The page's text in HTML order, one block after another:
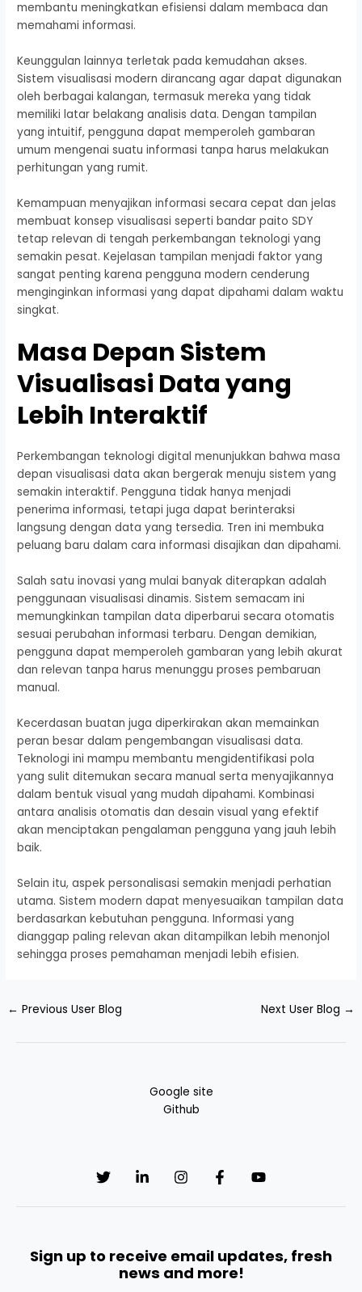
membantu meningkatkan efisiensi dalam membaca dan
memahami informasi.
Keunggulan lainnya terletak pada kemudahan akses.
Sistem visualisasi modern dirancang agar dapat digunakan
oleh berbagai kalangan, termasuk mereka yang tidak
memiliki latar belakang analisis data. Dengan tampilan
yang intuitif, pengguna dapat memperoleh gambaran
umum mengenai suatu informasi tanpa harus melakukan
perhitungan yang rumit.
Kemampuan menyajikan informasi secara cepat dan jelas
membuat konsep visualisasi seperti bandar paito SDY
tetap relevan di tengah perkembangan teknologi yang
semakin pesat. Kejelasan tampilan menjadi faktor yang
sangat penting karena pengguna modern cenderung
menginginkan informasi yang dapat dipahami dalam waktu
singkat.
Masa Depan Sistem
Visualisasi Data yang
Lebih Interaktif
Perkembangan teknologi digital menunjukkan bahwa masa
depan visualisasi data akan bergerak menuju sistem yang
semakin interaktif. Pengguna tidak hanya menjadi
penerima informasi, tetapi juga dapat berinteraksi
langsung dengan data yang tersedia. Tren ini membuka
peluang baru dalam cara informasi disajikan dan dipahami.
Salah satu inovasi yang mulai banyak diterapkan adalah
penggunaan visualisasi dinamis. Sistem semacam ini
memungkinkan tampilan data diperbarui secara otomatis
sesuai perubahan informasi terbaru. Dengan demikian,
pengguna dapat memperoleh gambaran yang lebih akurat
dan relevan tanpa harus menunggu proses pembaruan
manual.
Kecerdasan buatan juga diperkirakan akan memainkan
peran besar dalam pengembangan visualisasi data.
Teknologi ini mampu membantu mengidentifikasi pola
yang sulit ditemukan secara manual serta menyajikannya
dalam bentuk visual yang mudah dipahami. Kombinasi
antara analisis otomatis dan desain visual yang efektif
akan menciptakan pengalaman pengguna yang jauh lebih
baik.
Selain itu, aspek personalisasi semakin menjadi perhatian
utama. Sistem modern dapat menyesuaikan tampilan data
berdasarkan kebutuhan pengguna. Informasi yang
dianggap paling relevan akan ditampilkan lebih menonjol
sehingga proses pemahaman menjadi lebih efisien.
← Previous User Blog Next User Blog →
Google site
Github
Sign up to receive email updates, fresh
news and more!